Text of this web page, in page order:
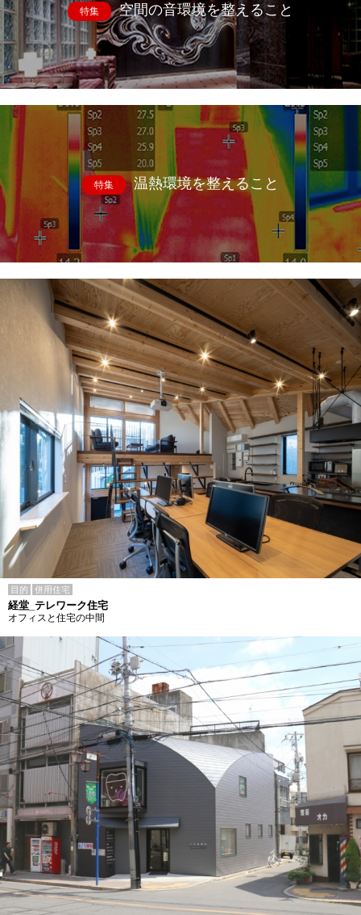
特集 空間の音環境を整えること
特集 温熱環境を整えること
目的 併用住宅
経堂_テレワーク住宅
オフィスと住宅の中間